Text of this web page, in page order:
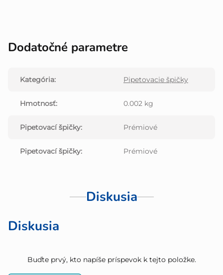
Dodatočné parametre
Kategória: Pipetovacie špičky
Hmotnosť: 0.002 kg
Pipetovací špičky: Prémiové
Pipetovací špičky: Prémiové
Diskusia
Diskusia
Buďte prvý, kto napíše príspevok k tejto položke.